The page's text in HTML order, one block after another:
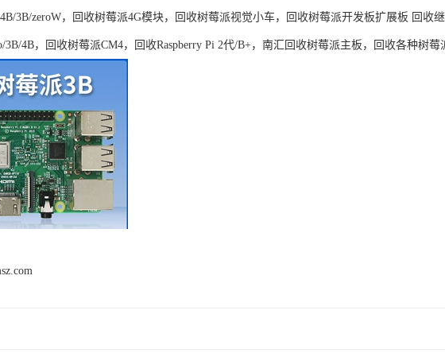
3B/zeroW，回收树莓派4G模块，回收树莓派视觉小车，回收树莓派开发板扩展板 回收继
3B/4B，回收树莓派CM4，回收Raspberry Pi 2代/B+，南汇回收树莓派主板，回收各种树莓